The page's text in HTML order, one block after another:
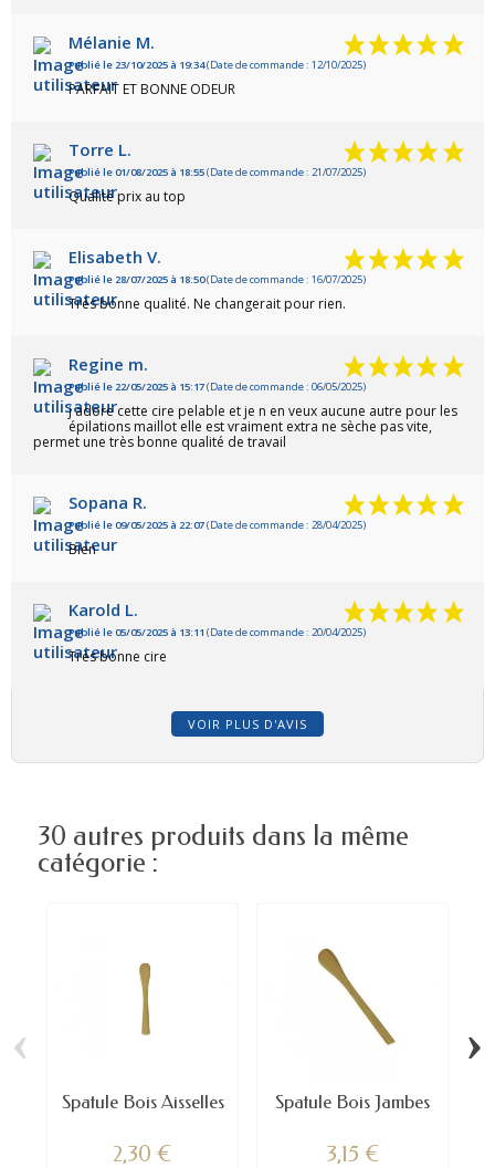
Mélanie M.
Publié le 23/10/2025 à 19:34(Date de commande : 12/10/2025)
PARFAIT ET BONNE ODEUR
Torre L.
Publié le 01/08/2025 à 18:55(Date de commande : 21/07/2025)
Qualité prix au top
Elisabeth V.
Publié le 28/07/2025 à 18:50(Date de commande : 16/07/2025)
Très bonne qualité. Ne changerait pour rien.
Regine m.
Publié le 22/05/2025 à 15:17(Date de commande : 06/05/2025)
j adore cette cire pelable et je n en veux aucune autre pour les
épilations maillot elle est vraiment extra ne sèche pas vite,
permet une très bonne qualité de travail
Sopana R.
Publié le 09/05/2025 à 22:07(Date de commande : 28/04/2025)
Bien
Karold L.
Publié le 05/05/2025 à 13:11 (Date de commande : 20/04/2025)
Très bonne cire
VOIR PLUS D'AVIS
30 autres produits dans la même
catégorie :
Spatule Bois Aisselles
2,30 €
Spatule Bois Jambes
3,15 €
‹ ›